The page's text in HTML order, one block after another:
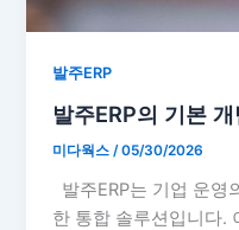
발주ERP
발주ERP의 기본
미다웍스 /05/30/2026
발주ERP는 기업 운영
한 통합 솔루션입니다.